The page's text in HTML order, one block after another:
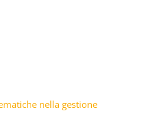
nella gestione